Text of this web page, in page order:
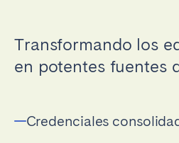
Transformando los
en potentes fuentes
Credenciales